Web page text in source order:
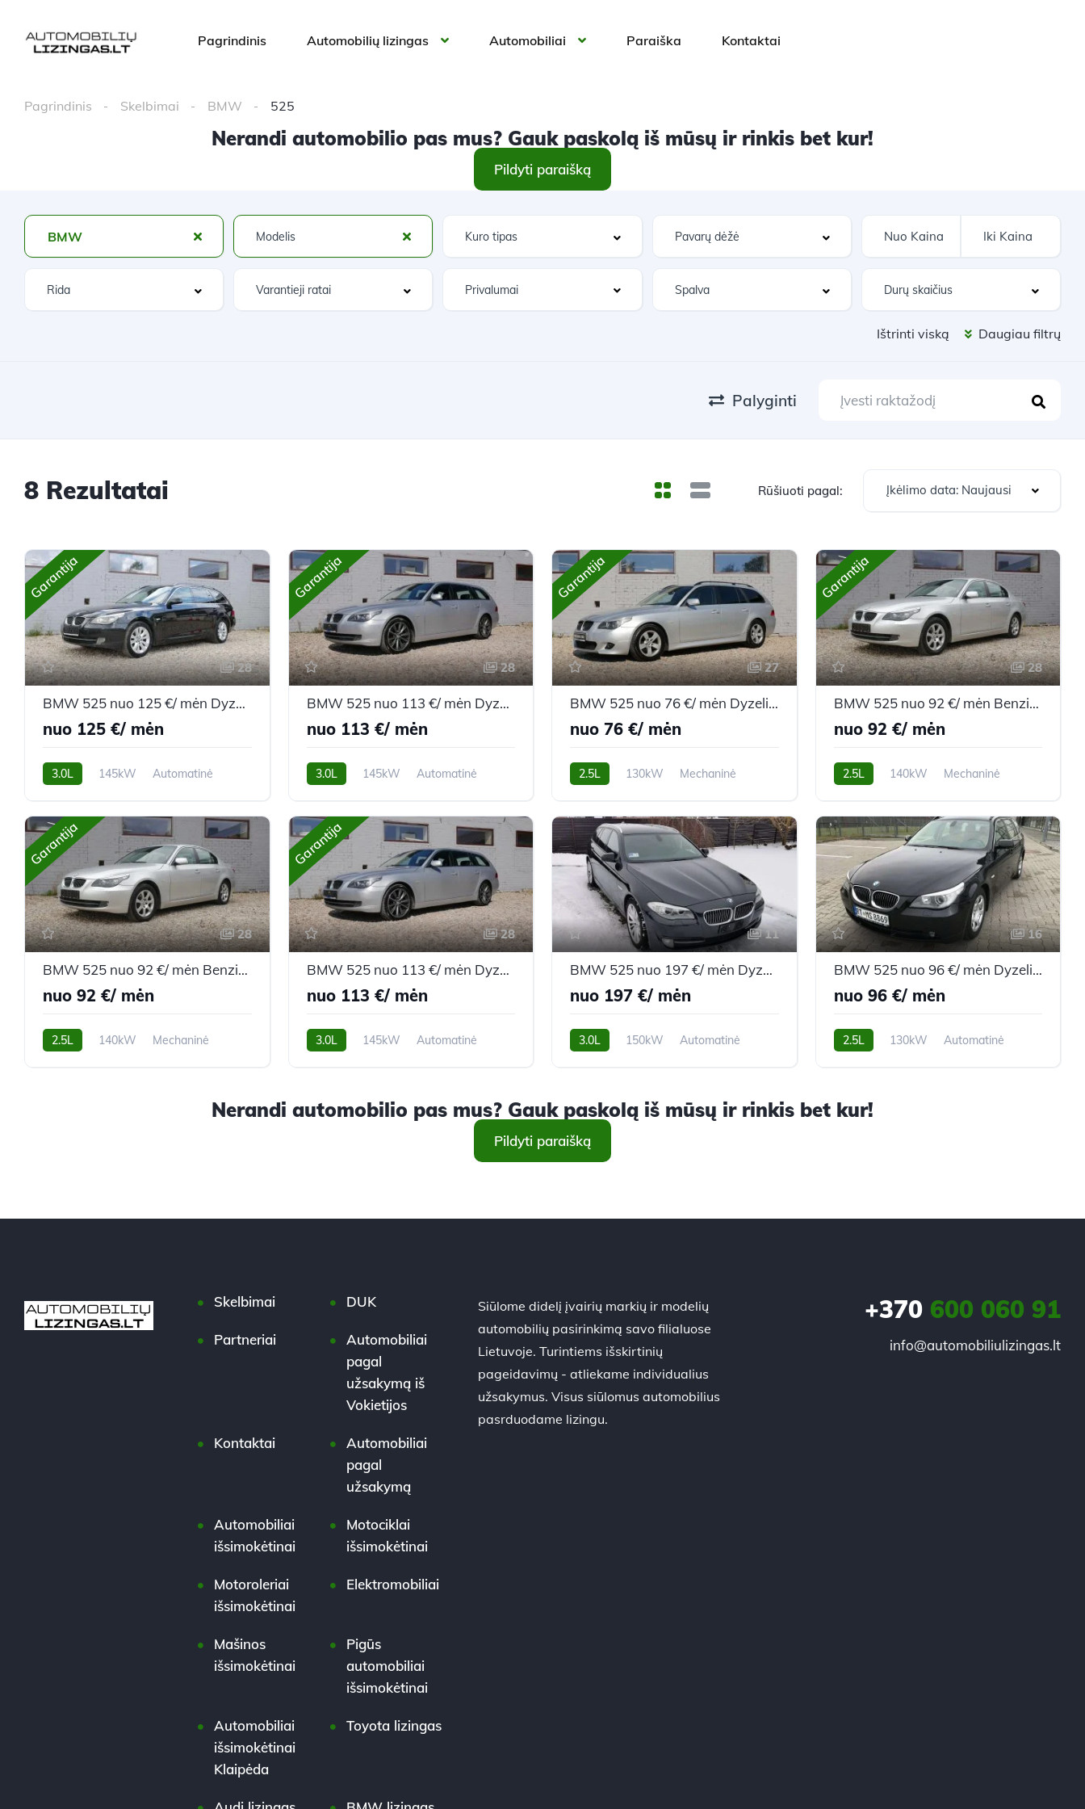
Pagrindinis Automobilių lizingas Automobiliai Paraiška Kontaktai
Pagrindinis Skelbimai BMW 525
Nerandi automobilio pas mus? Gauk paskolą iš mūsų ir rinkis bet kur!
Pildyti paraišką
BMW
Privalumai
Ištrinti viską Daugiau filtrų
Palyginti
8 Rezultatai Rūšiuoti pagal: Įkėlimo data: Naujausi
Garantija
28
BMW 525 nuo 125 €/ mėn Dyzelinas 2009m. Universalas Automatinė
nuo 125 €/ mėn
3.0L 145kW
Automatinė
Garantija
28
BMW 525 nuo 113 €/ mėn Dyzelinas 2008m. Universalas Automatinė
nuo 113 €/ mėn
3.0L 145kW
Automatinė
Garantija
27
BMW 525 nuo 76 €/ mėn Dyzelinas 2004m. Universalas Mechaninė
nuo 76 €/ mėn
2.5L 130kW
Mechaninė
Garantija
28
BMW 525 nuo 92 €/ mėn Benzinas 2007m. Sedanas Mechaninė
nuo 92 €/ mėn
2.5L 140kW
Mechaninė
Garantija
28
BMW 525 nuo 92 €/ mėn Benzinas 2007m. Sedanas Mechaninė
nuo 92 €/ mėn
2.5L 140kW
Mechaninė
Garantija
28
BMW 525 nuo 113 €/ mėn Dyzelinas 2008m. Universalas Automatinė
nuo 113 €/ mėn
3.0L 145kW
Automatinė
11
BMW 525 nuo 197 €/ mėn Dyzelinas 2011m. Universalas Automatinė
nuo 197 €/ mėn
3.0L 150kW
Automatinė
16
BMW 525 nuo 96 €/ mėn Dyzelinas 2007m. Universalas Automatinė
nuo 96 €/ mėn
2.5L 130kW
Automatinė
Nerandi automobilio pas mus? Gauk paskolą iš mūsų ir rinkis bet kur!
Pildyti paraišką
Skelbimai DUK
Partneriai
Automobiliai
pagal
užsakymą iš
Vokietijos
Kontaktai
Automobiliai
pagal
užsakymą
Automobiliai
išsimokėtinai
Motociklai
išsimokėtinai
Motoroleriai
išsimokėtinai
Elektromobiliai
Mašinos
išsimokėtinai
Pigūs
automobiliai
išsimokėtinai
Automobiliai
išsimokėtinai
Klaipėda
Toyota lizingas
Siūlome didelį įvairių markių ir modelių
automobilių pasirinkimą savo filialuose
Lietuvoje. Turintiems išskirtinių
pageidavimų - atliekame individualius
užsakymus. Visus siūlomus automobilius
pasrduodame lizingu.
+370600 060 91
info@automobiliulizingas.lt